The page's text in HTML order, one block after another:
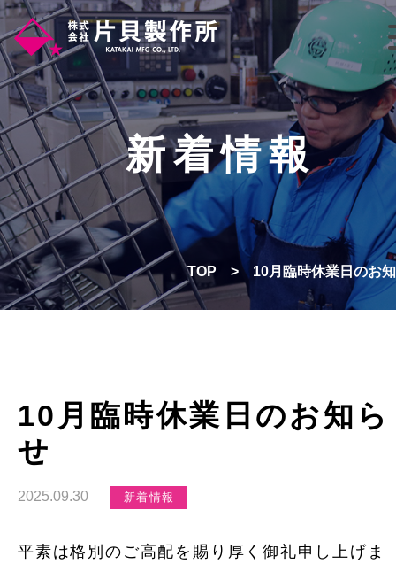
新着情報
TOP > 10月臨時休業日のお
10月臨時休業日のお知ら
せ
2025.09.30 新着情報
平素は格別のご高配を賜り厚く御礼申し上げま